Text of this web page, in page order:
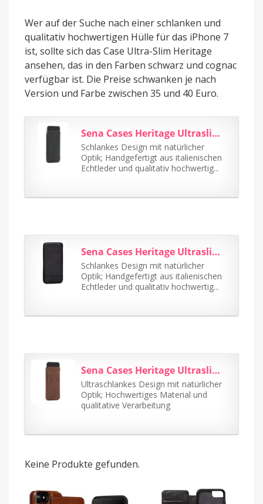
Wer auf der Suche nach einer schlanken und
qualitativ hochwertigen Hülle für das iPhone 7
ist, sollte sich das Case Ultra-Slim Heritage
ansehen, das in den Farben schwarz und cognac
verfügbar ist. Die Preise schwanken je nach
Version und Farbe zwischen 35 und 40 Euro.
Sena Cases Heritage Ultraslim für iPhone 7 schwarz
Schlankes Design mit natürlicher
Optik; Handgefertigt aus italienischen
Echtleder und qualitativ hochwertig...
Sena Cases Heritage Ultraslim für iPhone 7 Plus schwarz
Schlankes Design mit natürlicher
Optik; Handgefertigt aus italienischen
Echtleder und qualitativ hochwertig...
Sena Cases Heritage Ultraslim für iPhone 7 cognac
Ultraschlankes Design mit natürlicher
Optik; Hochwertiges Material und
qualitative Verarbeitung
Keine Produkte gefunden.